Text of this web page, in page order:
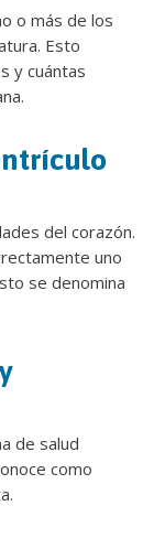
o más de los
Esto
y cuántas
del corazón.
uno
se denomina
de salud
como